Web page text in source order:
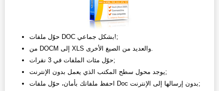
حوّل ملفات DOC بشكل جماعي!;
من DOCM إلى XLS والعديد من الصيغ الأخرى.
حوّل مئات الملفات في 3 نقرات;
يوجد محول سطح المكتب الذي يعمل بدون الإنترنت;
احفظ ملفاتك بأمان، حوّل ملفات Doc بدون إرسالها إلى الإنترنت;